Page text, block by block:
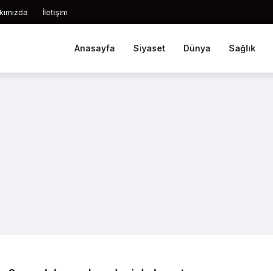
İletişim
Anasayfa Siyaset Dünya Sağlık